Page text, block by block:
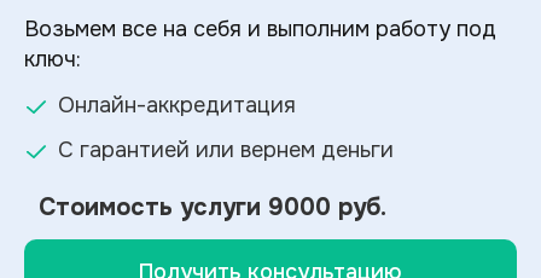
Возьмем все на себя и выполним работу под
ключ:
Онлайн-аккредитация
С гарантией или вернем деньги
Стоимость услуги 9000 руб.
Получить консультацию